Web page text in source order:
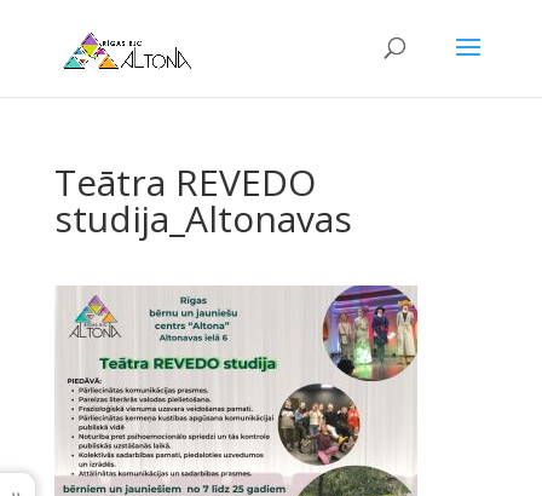
Teātra REVEDO
studija_Altonavas